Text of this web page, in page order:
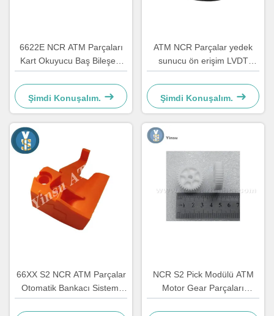
6622E NCR ATM Parçaları
Kart Okuyucu Baş Bileşeni
Yenilenme
Şimdi Konuşalım.
ATM NCR Parçalar yedek
sunucu ön erişim LVDT
kemeri 4450544331
Şimdi Konuşalım.
66XX S2 NCR ATM Parçalar
Otomatik Bankacı Sistemi
Donanım Plastik C Geri
NCR S2 Pick Modülü ATM
Motor Gear Parçaları
4450756286 OEM